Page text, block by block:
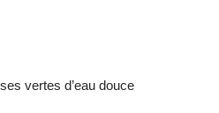
vertes d’eau douce